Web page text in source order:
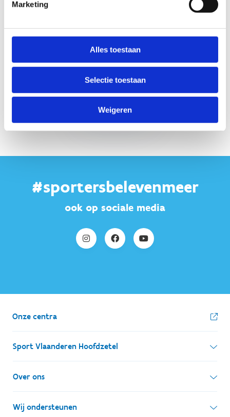
Marketing
Alles toestaan
Selectie toestaan
Weigeren
Reserveer jouw
#sportersbelevenmeer
ook op sociale media
Onze centra
Sport Vlaanderen Hoofdzetel
Simon Bolivarlaan 17
1000 Brussel
Ondernemingsnummer: BE 0248.142.826
Over ons
Wie zijn we, wat doen we
Wij ondersteunen